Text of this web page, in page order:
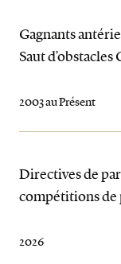
Gagnants
Saut d’obstacles
2003 au Présent
Directives de
compétitions de
2026